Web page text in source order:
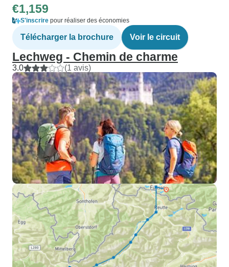
€1,159
S'inscrire pour réaliser des économies
Télécharger la brochure Voir le circuit
Lechweg - Chemin de charme
3.0 (1 avis)